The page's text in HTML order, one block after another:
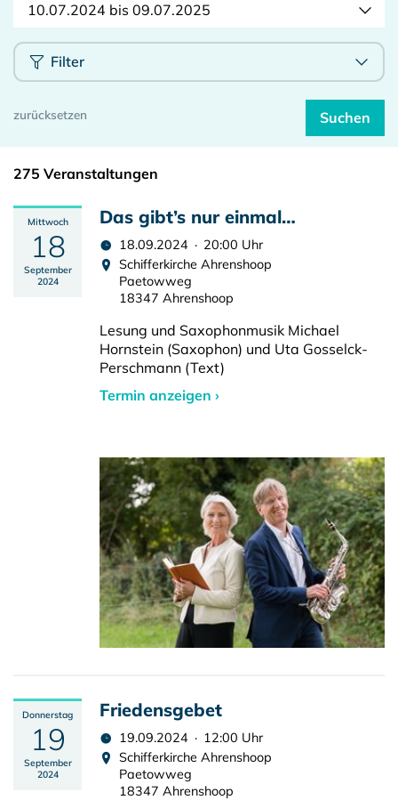
10.07.2024 bis 09.07.2025
Filter
275 Veranstaltungen
Mittwoch
18
September
2024
Das gibt’s nur einmal…
18.09.2024 · 20:00 Uhr
Schifferkirche Ahrenshoop
Paetowweg
18347 Ahrenshoop
Lesung und Saxophonmusik Michael
Hornstein (Saxophon) und Uta Gosselck-
Perschmann (Text)
Termin anzeigen ›
Donnerstag
19
September
2024
Friedensgebet
19.09.2024 · 12:00 Uhr
Schifferkirche Ahrenshoop
Paetowweg
18347 Ahrenshoop